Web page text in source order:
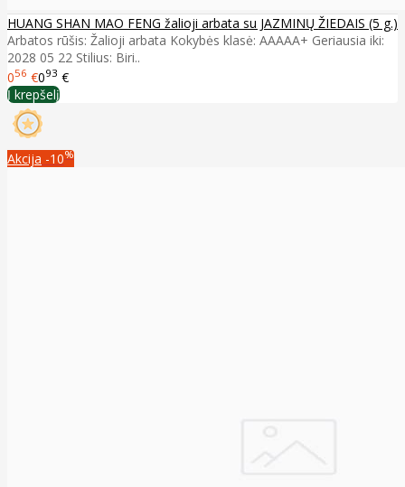
HUANG SHAN MAO FENG žalioji arbata su JAZMINŲ ŽIEDAIS (5 g.)
Arbatos rūšis: Žalioji arbata Kokybės klasė: AAAAA+ Geriausia iki:
2028 05 22 Stilius: Biri..
056 €093 €
Į krepšelį
Akcija -10%